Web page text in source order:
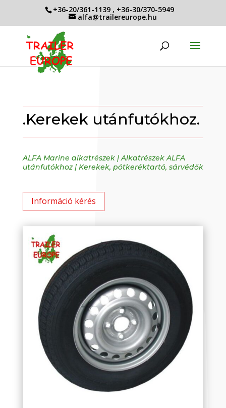
+36-20/361-1139 , +36-30/370-5949
alfa@trailereurope.hu
.Kerekek utánfutókhoz.
ALFA Marine alkatrészek| Alkatrészek ALFA
utánfutókhoz| Kerekek, pótkeréktartó, sárvédők
Információ kérés